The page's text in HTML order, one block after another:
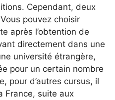
Cependant, deux
pouvez choisir
après l’obtention de
directement dans une
université étrangère,
pour un certain nombre
pour d’autres cursus, il
France, suite aux